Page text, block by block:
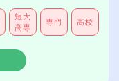
短大
高専
専門 高校